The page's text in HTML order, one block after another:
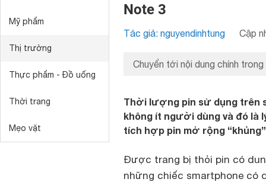
Mỹ phẩm
Thị trường
Thực phẩm - Đồ uống
Thời trang
Mẹo vặt
Note 3
Tác giả: nguyendinhtung Cập
Chuyển tới nội dung chính trong
Thời lượng pin sử dụng trên
không ít người dùng và đó là
tích hợp pin mở rộng
Được trang bị thỏi pin có
những chiếc smartphone có